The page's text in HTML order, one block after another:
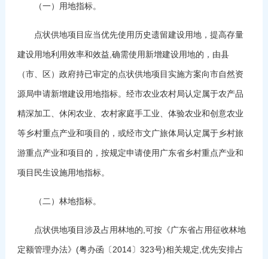
（一）用地指标。
点状供地项目应当优先使用历史遗留建设用地，提高存量
建设用地利用效率和效益,确需使用新增建设用地的，由县
（市、区）政府持已审定的点状供地项目实施方案向市自然资
源局申请新增建设用地指标。经市农业农村局认定属于农产品
精深加工、休闲农业、农村家庭手工业、体验农业和创意农业
等乡村重点产业和项目的，或经市文广旅体局认定属于乡村旅
游重点产业和项目的，按规定申请使用广东省乡村重点产业和
项目民生设施用地指标。
（二）林地指标。
点状供地项目涉及占用林地的,可按《广东省占用征收林地
定额管理办法》(粤办函〔2014〕323号)相关规定,优先安排占